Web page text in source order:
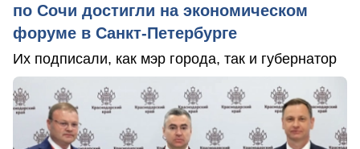
по Сочи достигли на экономическом
форуме в Санкт-Петербурге
Их подписали, как мэр города, так и губернатор